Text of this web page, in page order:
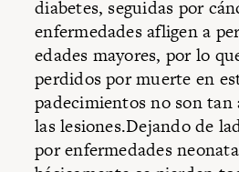
diabetes, seguidas por
enfermedades afligen a
edades mayores, por lo
perdidos por muerte en
padecimientos no son tan
las lesiones.Dejando de
por enfermedades